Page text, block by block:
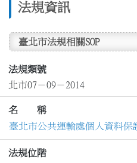
法規資訊
臺北市法規相關SOP
法規類號
北市07－09－2014
名 稱
臺北市公共運輸處個人資料
法規位階